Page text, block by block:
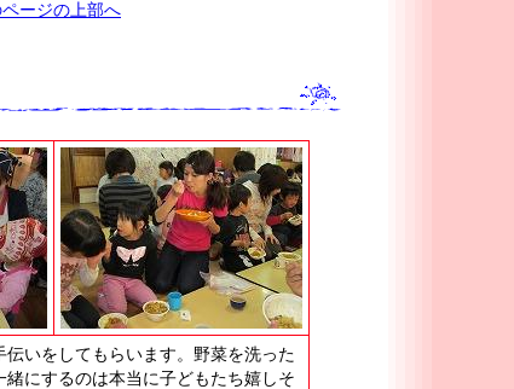
ページの上部へ
いをしてもらいます。野菜を洗った
にするのは本当に子どもたち嬉しそ